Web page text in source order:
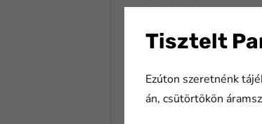
Tisztelt
Ezúton szeretnénk
án, csütörtökön